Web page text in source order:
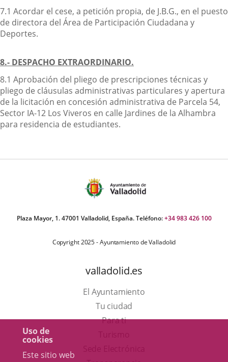
Uso de
cookies
Este sitio web
7.1 Acordar el cese, a petición propia, de J.B.G., en el puesto
de directora del Área de Participación Ciudadana y
Deportes.
8.- DESPACHO EXTRAORDINARIO.
8.1 Aprobación del pliego de prescripciones técnicas y
pliego de cláusulas administrativas particulares y apertura
de la licitación en concesión administrativa de Parcela 54,
Sector IA-12 Los Viveros en calle Jardines de la Alhambra
para residencia de estudiantes.
Plaza Mayor, 1. 47001 Valladolid, España. Teléfono:+34 983 426 100
Copyright 2025 - Ayuntamiento de Valladolid
valladolid.es
El Ayuntamiento
Tu ciudad
Para ti